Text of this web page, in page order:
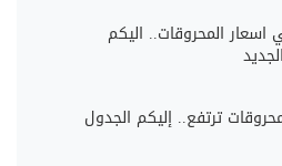
اسعار المحروقات.. اليكم
ترتفع.. إليكم الجدول